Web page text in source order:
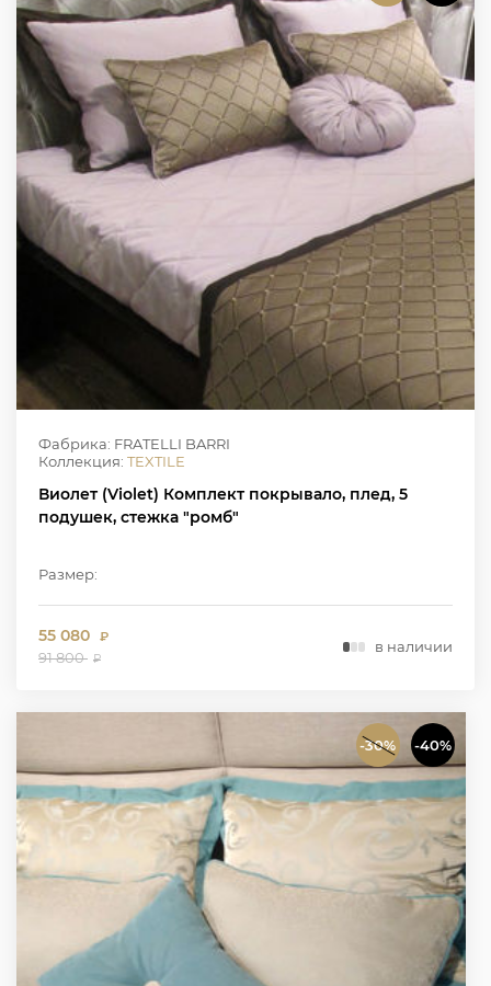
Фабрика: FRATELLI BARRI
Коллекция: TEXTILE
Виолет (Violet) Комплект покрывало, плед, 5
подушек, стежка "ромб"
Размер:
55 080 ₽
91 800 ₽
в наличии
-30% -40%